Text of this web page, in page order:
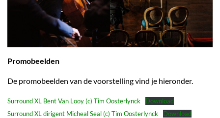
Promobeelden
De promobeelden van de voorstelling vind je hieronder.
Surround XL Bent Van Looy (c) Tim Oosterlynck
Download
Surround XL dirigent Micheal Seal (c) Tim Oosterlynck
Download